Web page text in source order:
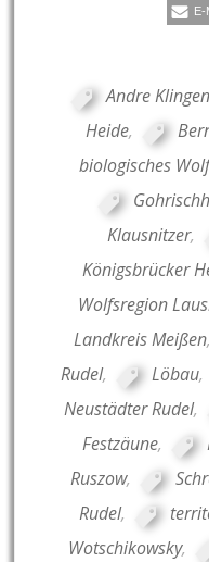
E-
Andre
Heide,
biologisches
Klausnitzer,
Königsbrücker
Wolfsregion
Landkreis Meißen,
Rudel, Löbau,
Neustädter Rudel,
Festzäune,
Ruszow,
Rudel,
Wotschikowsky,